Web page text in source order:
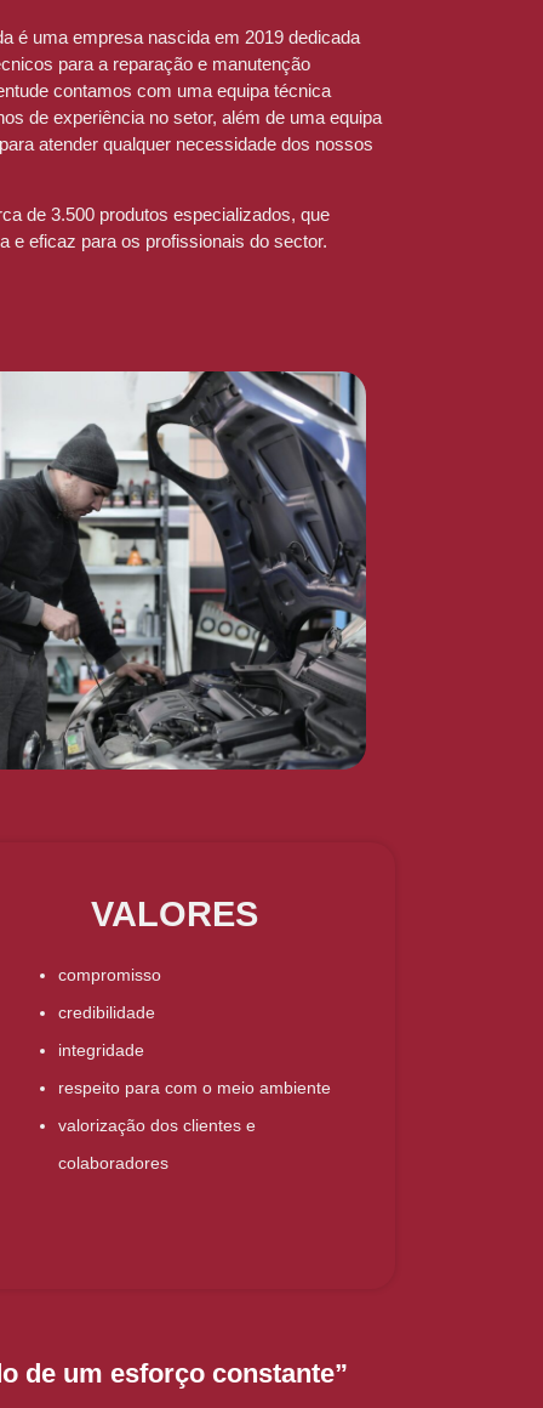
é uma empresa nascida em 2019 dedicada
para a reparação e manutenção
contamos com uma equipa técnica
de experiência no setor, além de uma equipa
atender qualquer necessidade dos nossos
de 3.500 produtos especializados, que
e eficaz para os profissionais do sector.
VALORES
compromisso
credibilidade
integridade
respeito para com o meio ambiente
valorização dos clientes e
colaboradores
de um esforço constante”